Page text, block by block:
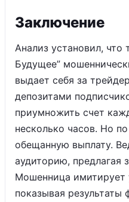
Заключение
Анализ установил, что
Будущее”
выдает себя за
депозитами
приумножить счет
несколько часов. Но
обещанную выплату.
аудиторию, предлагая
Мошенница имитирует
показывая